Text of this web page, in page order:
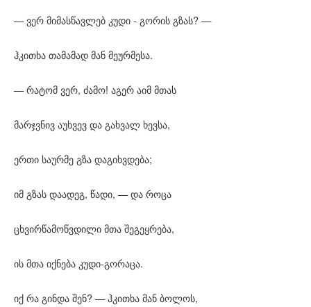
— ვერ მიმასწავლებ კუდი - გორის გზას? —
ჰკითხა თამამად მან მეურმესა.
— რატომ ვერ, ძამო! აგერ აიმ მთას
მარჯვნივ აუხვევ და გახვალ ხევსა,
ერთი საურმე გზა დაგიხვდება;
იმ გზას დაადეგ, წადი, — და როცა
ცხვირწამოწვდილი მთა შეგეყრება,
ის მთა იქნება კუდი-გორაცა.
იქ რა გინდა შენ? — ჰკითხა მან ბოლოს,